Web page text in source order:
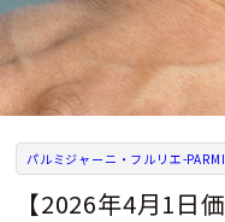
パルミジャーニ・フルリエ-
【2026年4月1日